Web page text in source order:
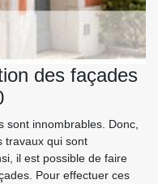
des façades
sont innombrables. Donc,
travaux qui sont
il est possible de faire
Pour effectuer ces